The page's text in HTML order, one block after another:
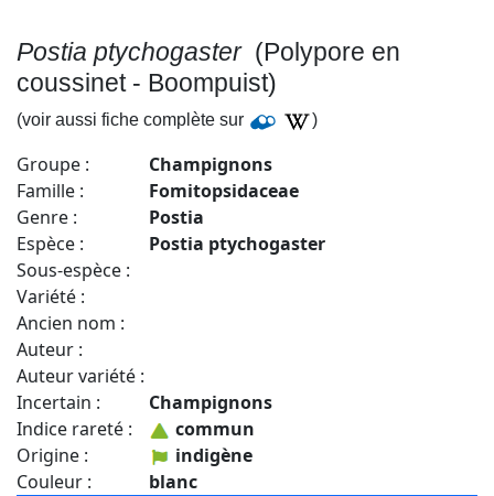
Postia ptychogaster (Polypore en
coussinet - Boompuist)
(voir aussi fiche complète sur )
Groupe :
Champignons
Famille :
Fomitopsidaceae
Genre :
Postia
Espèce :
Postia ptychogaster
Sous-espèce :
Variété :
Ancien nom :
Auteur :
Auteur variété :
Incertain :
Champignons
Indice rareté :
commun
Origine :
indigène
Couleur :
blanc